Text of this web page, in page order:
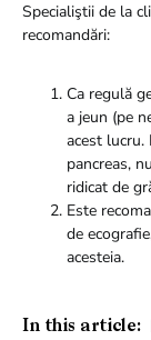
Specialiştii de la
recomandări:
Ca regulă
a jeun (pe
acest lucru.
pancreas,
ridicat de
Este
de
acesteia.
In this article: